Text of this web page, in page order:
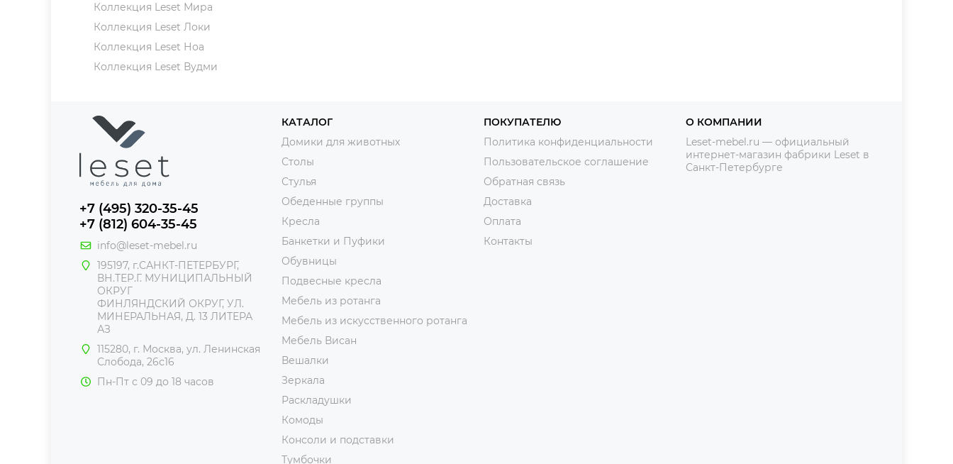
Коллекция Leset Мира
Коллекция Leset Локи
Коллекция Leset Ноа
Коллекция Leset Вудми
+7 (495) 320-35-45
+7 (812) 604-35-45
info@leset-mebel.ru
195197, г.САНКТ-ПЕТЕРБУРГ,
ВН.ТЕР.Г. МУНИЦИПАЛЬНЫЙ
ОКРУГ
ФИНЛЯНДСКИЙ ОКРУГ, УЛ.
МИНЕРАЛЬНАЯ, Д. 13 ЛИТЕРА
АЗ
115280, г. Москва, ул. Ленинская
Слобода, 26с16
Пн-Пт с 09 до 18 часов
КАТАЛОГ
Домики для животных
Столы
Стулья
Обеденные группы
Кресла
Банкетки и Пуфики
Обувницы
Подвесные кресла
Мебель из ротанга
Мебель из искусственного ротанга
Мебель Висан
Вешалки
Зеркала
Раскладушки
Комоды
Консоли и подставки
Тумбочки
ПОКУПАТЕЛЮ
Политика конфиденциальности
Пользовательское соглашение
Обратная связь
Доставка
Оплата
Контакты
О КОМПАНИИ
Leset-mebel.ru — официальный
интернет-магазин фабрики Leset в
Санкт-Петербурге